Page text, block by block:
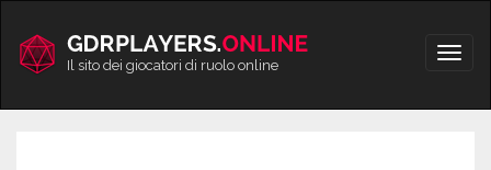
contenuto
Apri/
Il sito dei giocatori di ruolo online